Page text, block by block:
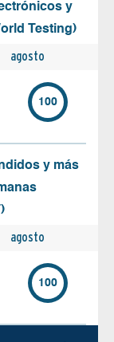
y
Testing)
agosto
100
y más
agosto
100